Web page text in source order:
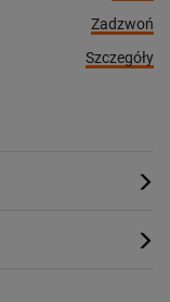
Zadzwoń
Szczegóły